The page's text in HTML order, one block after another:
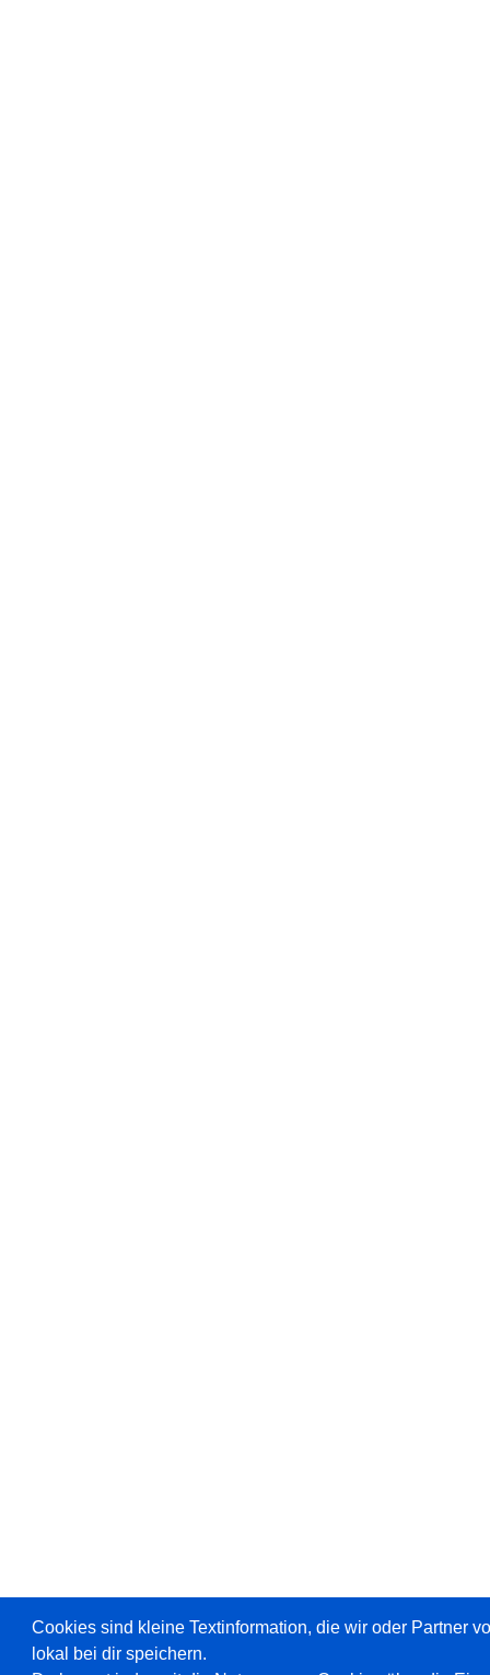
Cookies sind kleine Textinformation, die wir oder Partner
lokal bei dir speichern.